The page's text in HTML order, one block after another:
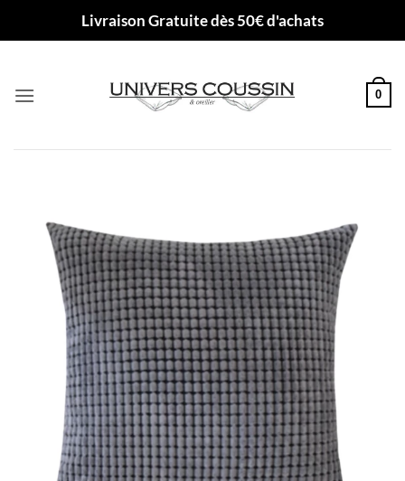
Livraison Gratuite dès 50€ d'achats
0